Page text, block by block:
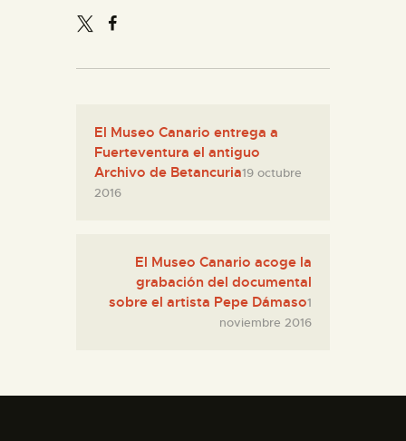
El Museo Canario entrega a
Fuerteventura el antiguo
Archivo de Betancuria19 octubre
2016
El Museo Canario acoge la
grabación del documental
sobre el artista Pepe Dámaso1
noviembre 2016